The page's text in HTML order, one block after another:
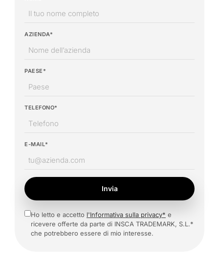
AZIENDA*
PAESE*
TELEFONO*
E-MAIL*
Invia
Ho letto e accetto l'Informativa sulla privacy* e
ricevere offerte da parte di INSCA TRADEMARK, S.L.*
che potrebbero essere di mio interesse.